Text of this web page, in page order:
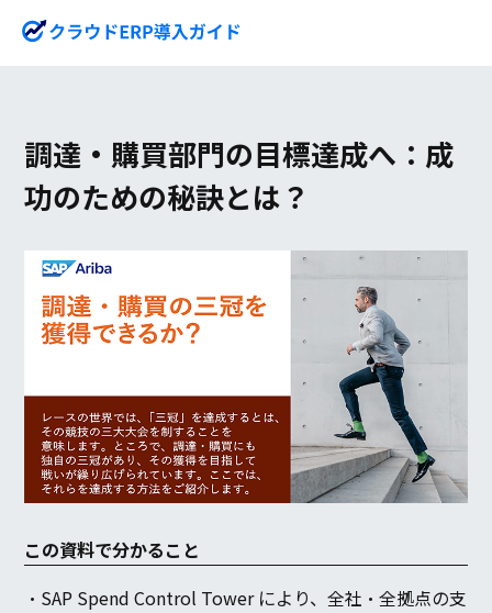
調達・購買部門の目標達成へ：成
功のための秘訣とは？
この資料で分かること
・SAP Spend Control Tower により、全社・全拠点の支